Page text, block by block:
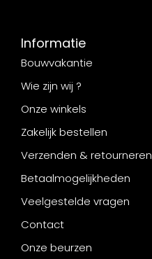
Informatie
Bouwvakantie
Wie zijn wij ?
Onze winkels
Zakelijk bestellen
Verzenden & retourneren
Betaalmogelijkheden
Veelgestelde vragen
Contact
Onze beurzen